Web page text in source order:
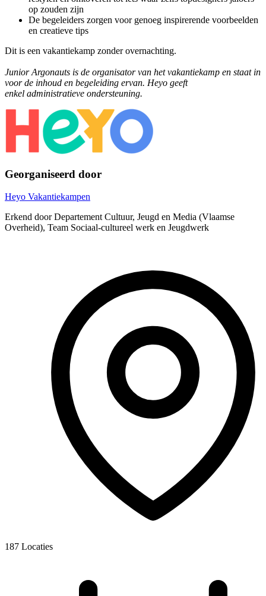
op zouden zijn
De begeleiders zorgen voor genoeg inspirerende voorbeelden
en creatieve tips
Dit is een vakantiekamp zonder overnachting.
Junior Argonauts is de organisator van het vakantiekamp en staat in
voor de inhoud en begeleiding ervan. Heyo geeft
enkel administratieve ondersteuning.
Georganiseerd door
Heyo Vakantiekampen
Erkend door Departement Cultuur, Jeugd en Media (Vlaamse
Overheid), Team Sociaal-cultureel werk en Jeugdwerk
187 Locaties